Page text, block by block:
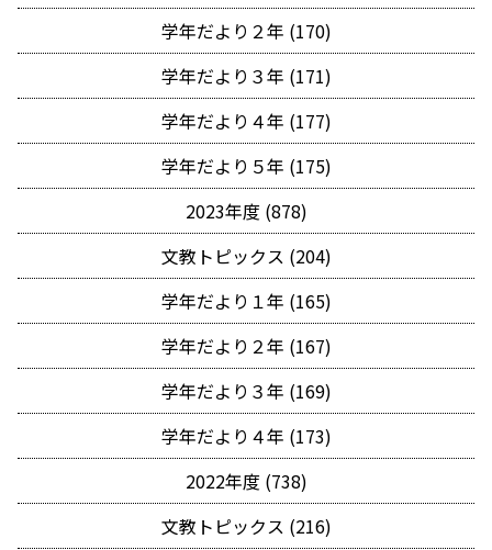
学年だより２年 (170)
学年だより３年 (171)
学年だより４年 (177)
学年だより５年 (175)
2023年度 (878)
文教トピックス (204)
学年だより１年 (165)
学年だより２年 (167)
学年だより３年 (169)
学年だより４年 (173)
2022年度 (738)
文教トピックス (216)